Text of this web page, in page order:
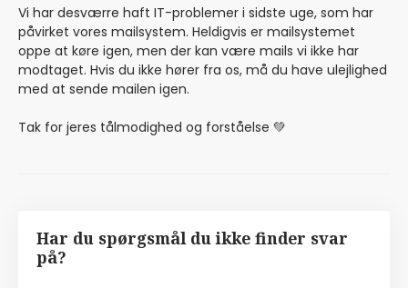
Vi har desværre haft IT-problemer i sidste uge, som har
påvirket vores mailsystem. Heldigvis er mailsystemet
oppe at køre igen, men der kan være mails vi ikke har
modtaget. Hvis du ikke hører fra os, må du have ulejlighed
med at sende mailen igen.
Tak for jeres tålmodighed og forståelse 💚
Har du spørgsmål du ikke finder svar
på?